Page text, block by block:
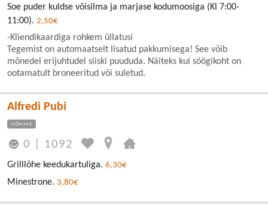
Soe puder kuldse võisilma ja marjase kodumoosiga (Kl 7:00-
11:00). 2,50€
-Kliendikaardiga rohkem üllatusi
Tegemist on automaatselt lisatud pakkumisega! See võib
mõnedel erijuhtudel siiski puududa. Näiteks kui söögikoht on
ootamatult broneeritud või suletud.
Alfredi Pubi
NÕMME
0 1092
Grilllõhe keedukartuliga. 6,30€
Minestrone. 3,80€